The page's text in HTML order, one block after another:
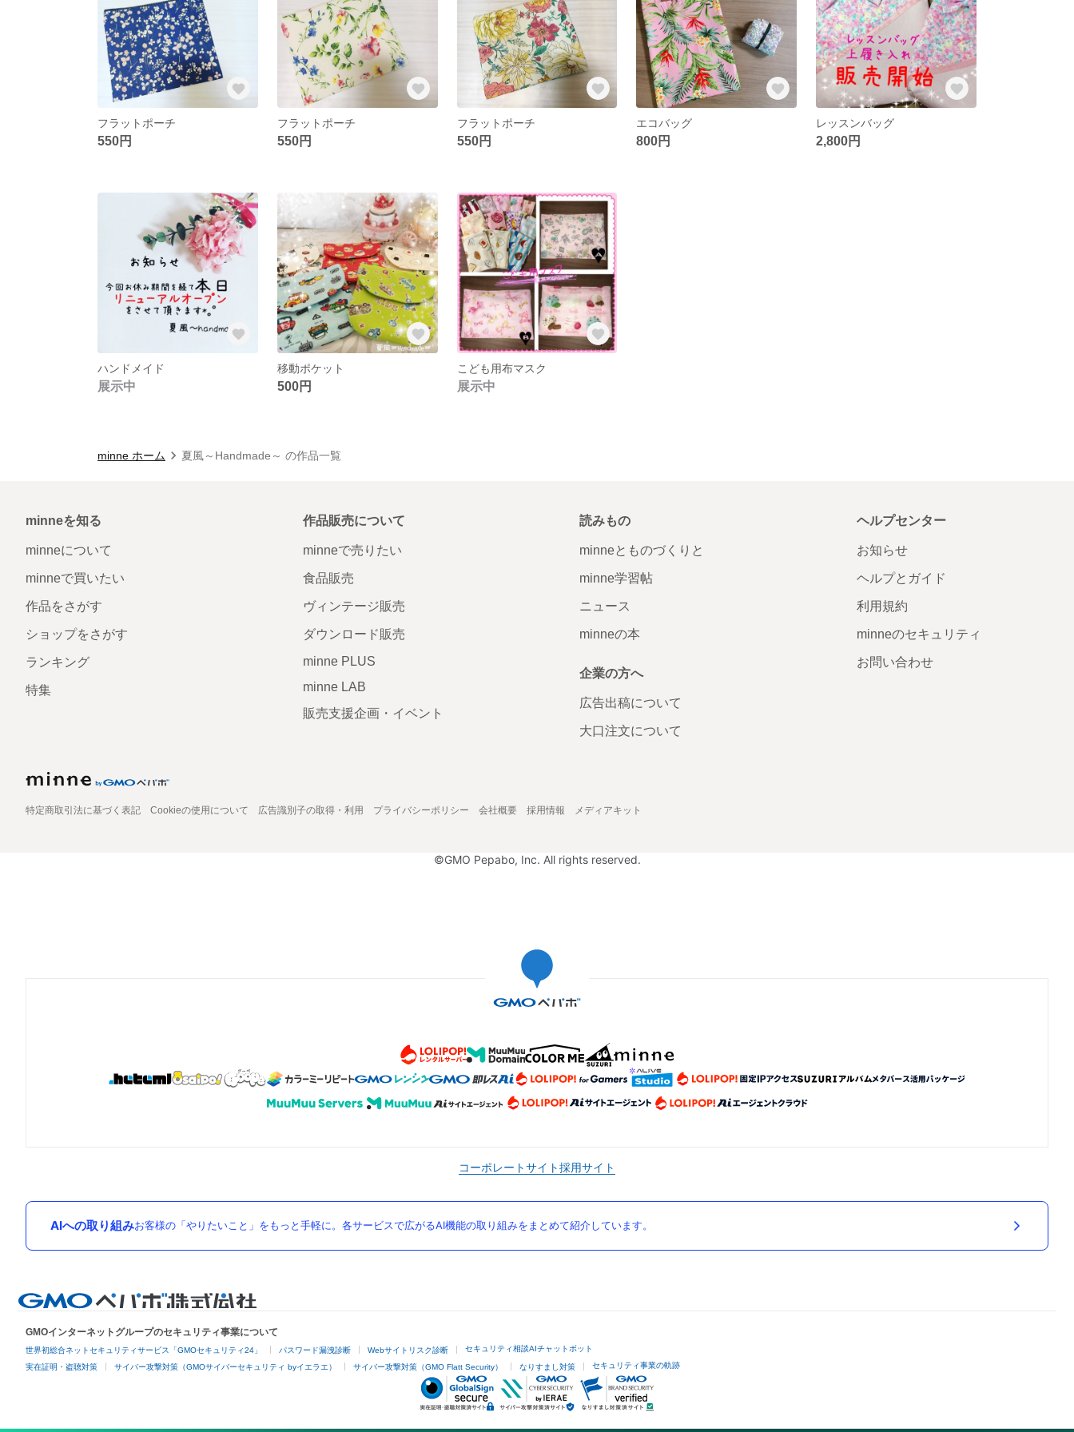
フラットポーチ
550円
フラットポーチ
550円
フラットポーチ
550円
エコバッグ
800円
レッスンバッグ
2,800円
ハンドメイド
展示中
移動ポケット
500円
こども用布マスク
展示中
minne ホーム 夏風～Handmade～ の作品一覧
minneを知る
minneについて
minneで買いたい
作品をさがす
ショップをさがす
ランキング
特集
作品販売について
minneで売りたい
食品販売
ヴィンテージ販売
ダウンロード販売
minne PLUS
minne LAB
販売支援企画・イベント
読みもの
minneとものづくりと
minne学習帖
ニュース
minneの本
企業の方へ
広告出稿について
大口注文について
ヘルプセンター
お知らせ
ヘルプとガイド
利用規約
minneのセキュリティ
お問い合わせ
特定商取引法に基づく表記 Cookieの使用について 広告識別子の取得・利用 プライバシーポリシー 会社概要 採用情報 メディアキット
©GMO Pepabo, Inc. All rights reserved.
コーポレートサイト採用サイト
AIへの取り組みお客様の「やりたいこと」をもっと手軽に。各サービスで広がるAI機能の取り組みをまとめて紹介しています。
GMOインターネットグループのセキュリティ事業について
世界初総合ネットセキュリティサービス「GMOセキュリティ24」 パスワード漏洩診断 Webサイトリスク診断 セキュリティ相談AIチャットボット
実在証明・盗聴対策 サイバー攻撃対策（GMOサイバーセキュリティ byイエラエ） サイバー攻撃対策（GMO Flatt Security） なりすまし対策 セキュリティ事業の軌跡